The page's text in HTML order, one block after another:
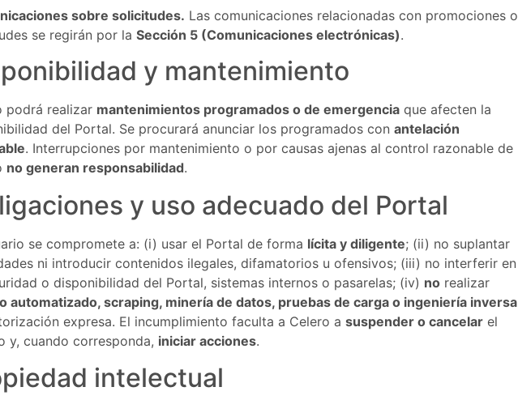
sobre solicitudes. Las comunicaciones relacionadas con promociones o
se regirán por la Sección 5 (Comunicaciones electrónicas).
y mantenimiento
podrá realizar mantenimientos programados o de emergencia que afecten la
del Portal. Se procurará anunciar los programados con antelación
. Interrupciones por mantenimiento o por causas ajenas al control razonable de
no generan responsabilidad.
y uso adecuado del Portal
se compromete a: (i) usar el Portal de forma lícita y diligente; (ii) no suplantar
ni introducir contenidos ilegales, difamatorios u ofensivos; (iii) no interferir en
o disponibilidad del Portal, sistemas internos o pasarelas; (iv) no realizar
automatizado, scraping, minería de datos, pruebas de carga o ingeniería inversa
expresa. El incumplimiento faculta a Celero a suspender o cancelar el
y, cuando corresponda, iniciar acciones.
intelectual